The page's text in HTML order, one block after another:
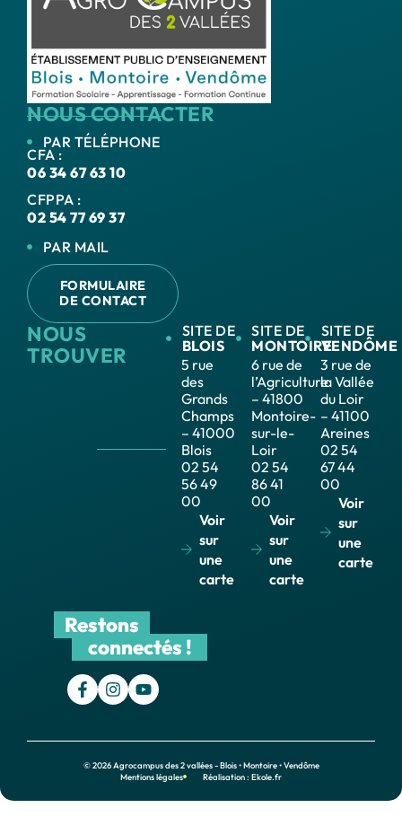
NOUS CONTACTER
PAR TÉLÉPHONE
CFA :
06 34 67 63 10
CFPPA :
02 54 77 69 37
PAR MAIL
FORMULAIRE
DE CONTACT
NOUS
TROUVER
SITE DE
BLOIS
5 rue
des
Grands
Champs
– 41000
Blois
02 54
56 49
00
Voir
sur
une
carte
SITE DE
MONTOIRE
6 rue de
l’Agriculture
– 41800
Montoire-
sur-le-
Loir
02 54
86 41
00
Voir
sur
une
carte
SITE DE
VENDÔME
3 rue de
la Vallée
du Loir
– 41100
Areines
02 54
67 44
00
Voir
sur
une
carte
Restons
connectés !
© 2026 Agrocampus des 2 vallées - Blois • Montoire • Vendôme
Mentions légales
Réalisation : Ekole.fr